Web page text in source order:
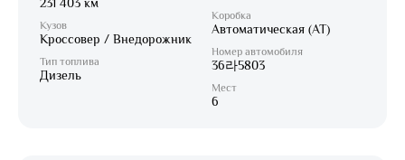
Кузов
Кроссовер / Внедорожник
Тип топлива
Дизель
Коробка
Автоматическая (AT)
Номер автомобиля
36라5803
Мест
6